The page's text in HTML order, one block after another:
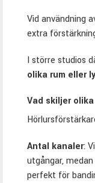
Vid användning
extra
I större studios
olika rum eller
Vad skiljer
Antal kanaler:
utgångar,
perfekt för